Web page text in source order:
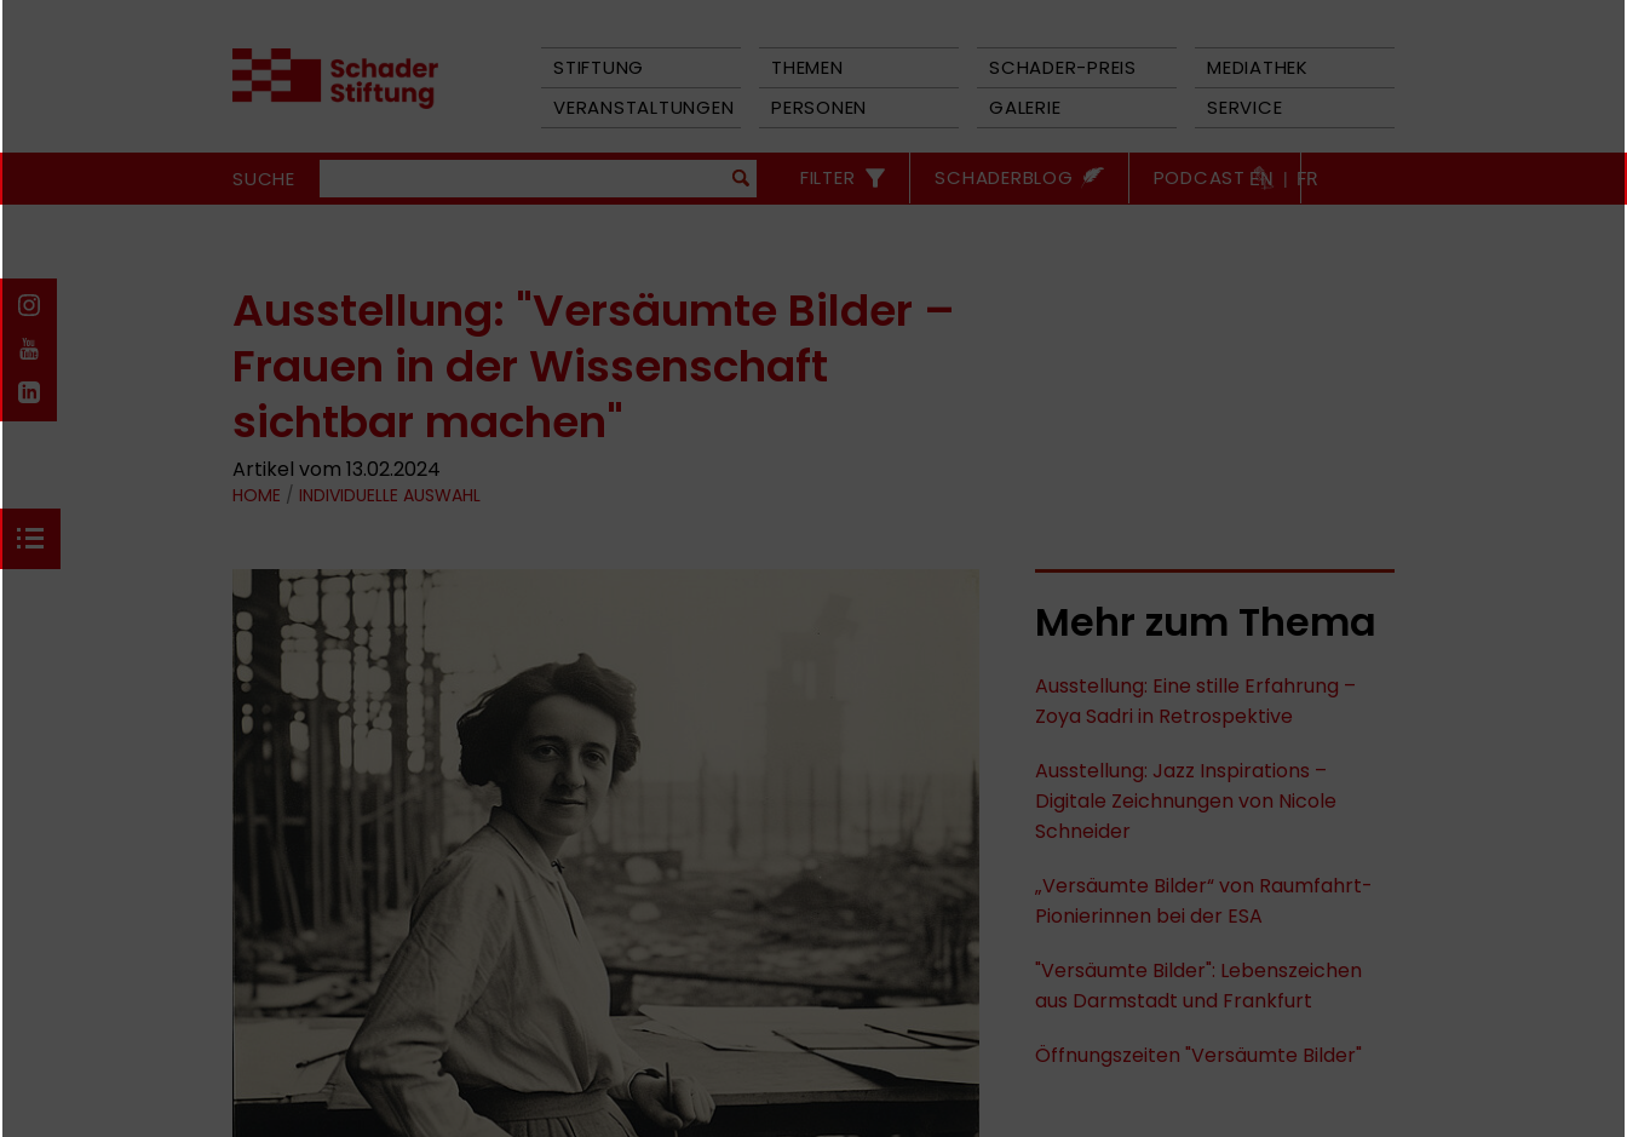
STIFTUNG THEMEN SCHADER-PREIS
MEDIATHEK
VERANSTALTUNGEN
PERSONEN GALERIE SERVICE
SUCHE FILTER SCHADERBLOG PODCAST EN | FR
Ausstellung: "Versäumte Bilder –
Frauen in der Wissenschaft
sichtbar machen"
Artikel vom 13.02.2024
HOME / INDIVIDUELLE AUSWAHL
Mehr zum Thema
Ausstellung: Eine stille Erfahrung –
Zoya Sadri in Retrospektive
Ausstellung: Jazz Inspirations –
Digitale Zeichnungen von Nicole
Schneider
„Versäumte Bilder“ von Raumfahrt-
Pionierinnen bei der ESA
"Versäumte Bilder": Lebenszeichen
aus Darmstadt und Frankfurt
Öffnungszeiten "Versäumte Bilder"